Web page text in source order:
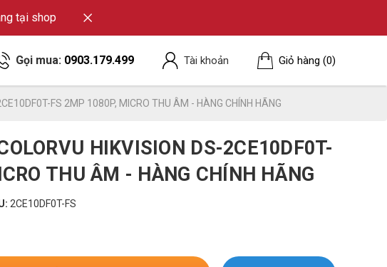
tại shop
Gọi mua: 0903.179.499 Tài khoản Giỏ hàng (0)
FS 2MP 1080P, MICRO THU ÂM - HÀNG CHÍNH HÃNG
HIKVISION DS-2CE10DF0T-
THU ÂM - HÀNG CHÍNH HÃNG
2CE10DF0T-FS